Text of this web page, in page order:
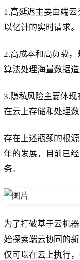
1.高延迟主要由端
以亿计的实时请求。
2.高成本和高负载
算法处理海量数据
3.隐私风险主要体
在云上存储和处理数
存在上述瓶颈的根
年的发展，目前已
务。
为了打破基于云机
始探索端云协同的
仅可以在云上执行